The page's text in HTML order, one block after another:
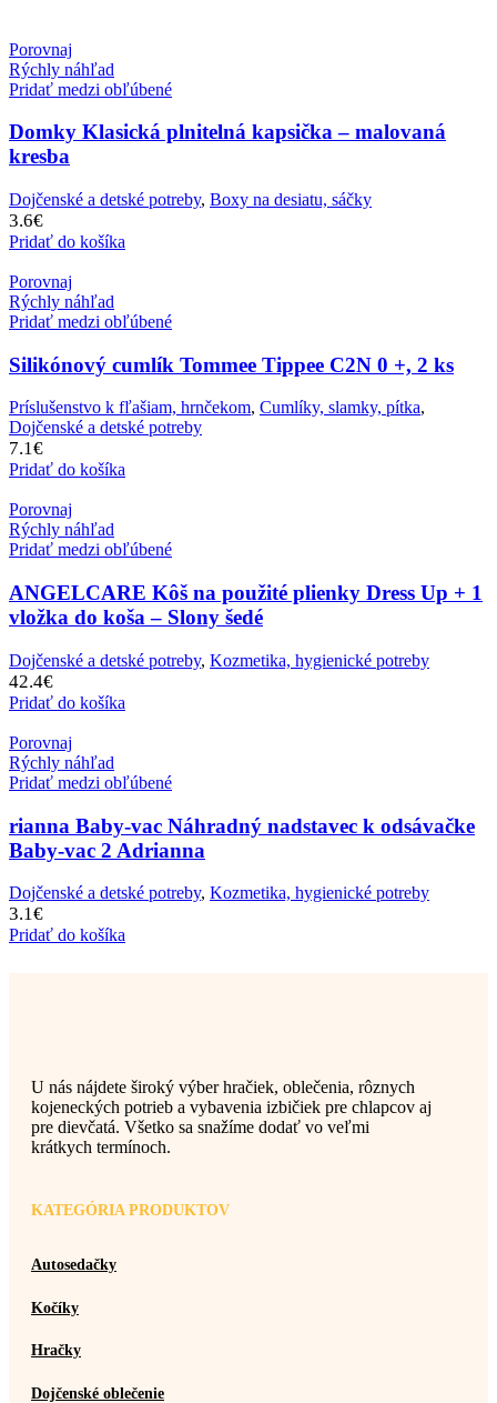
Porovnaj
Rýchly náhľad
Pridať medzi obľúbené
Domky Klasická plnitelná kapsička – malovaná
kresba
Dojčenské a detské potreby, Boxy na desiatu, sáčky
3.6€
Pridať do košíka
Porovnaj
Rýchly náhľad
Pridať medzi obľúbené
Silikónový cumlík Tommee Tippee C2N 0 +, 2 ks
Príslušenstvo k fľašiam, hrnčekom, Cumlíky, slamky, pítka,
Dojčenské a detské potreby
7.1€
Pridať do košíka
Porovnaj
Rýchly náhľad
Pridať medzi obľúbené
ANGELCARE Kôš na použité plienky Dress Up + 1
vložka do koša – Slony šedé
Dojčenské a detské potreby, Kozmetika, hygienické potreby
42.4€
Pridať do košíka
Porovnaj
Rýchly náhľad
Pridať medzi obľúbené
rianna Baby-vac Náhradný nadstavec k odsávačke
Baby-vac 2 Adrianna
Dojčenské a detské potreby, Kozmetika, hygienické potreby
3.1€
Pridať do košíka
U nás nájdete široký výber hračiek, oblečenia, rôznych
kojeneckých potrieb a vybavenia izbičiek pre chlapcov aj
pre dievčatá. Všetko sa snažíme dodať vo veľmi
krátkych termínoch.
KATEGÓRIA PRODUKTOV
Autosedačky
Kočíky
Hračky
Dojčenské oblečenie